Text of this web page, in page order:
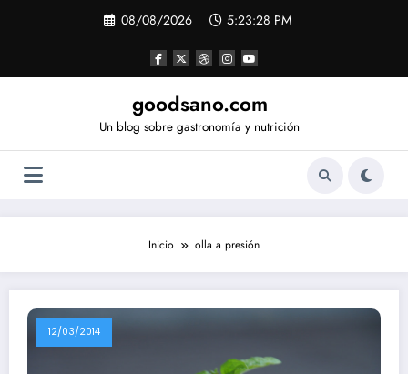
08/08/2026 5:23:28 PM
goodsano.com
Un blog sobre gastronomía y nutrición
Inicio olla a presión
12/03/2014